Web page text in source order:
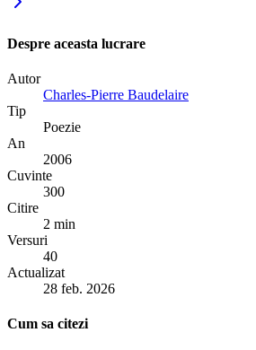
Despre aceasta lucrare
Autor
Charles-Pierre Baudelaire
Tip
Poezie
An
2006
Cuvinte
300
Citire
2 min
Versuri
40
Actualizat
28 feb. 2026
Cum sa citezi